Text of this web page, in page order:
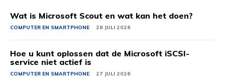
Wat is Microsoft Scout en wat kan het doen?
COMPUTER EN SMARTPHONE 28 JULI 2026
Hoe u kunt oplossen dat de Microsoft iSCSI-
service niet actief is
COMPUTER EN SMARTPHONE 27 JULI 2026